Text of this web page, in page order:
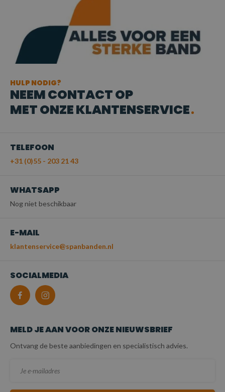
HULP NODIG?
NEEM CONTACT OP
MET ONZE KLANTENSERVICE
TELEFOON
+31 (0)55 - 203 21 43
WHATSAPP
Nog niet beschikbaar
E-MAIL
klantenservice@spanbanden.nl
SOCIALMEDIA
MELD JE AAN VOOR ONZE NIEUWSBRIEF
Ontvang de beste aanbiedingen en specialistisch advies.